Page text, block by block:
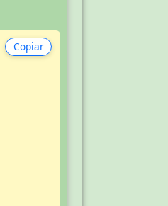
Copiar